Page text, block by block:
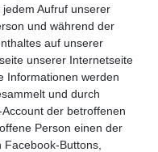
Aufruf unserer
und während der
auf unserer
unserer Internetseite
Informationen werden
und durch
der betroffenen
Person einen der
Buttons,